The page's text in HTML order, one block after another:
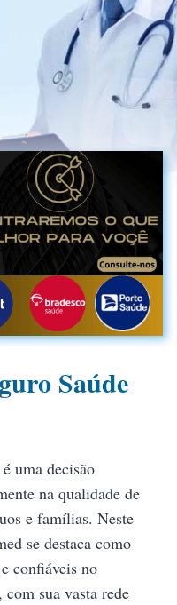
Saúde
uma decisão
na qualidade de
e famílias. Neste
se destaca como
confiáveis no
sua vasta rede